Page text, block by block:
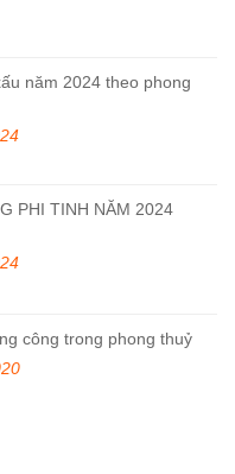
năm 2024 theo phong
PHI TINH NĂM 2024
công trong phong thuỷ